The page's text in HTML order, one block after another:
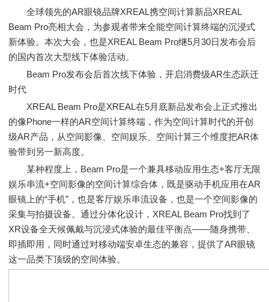
全球领先的AR眼镜品牌XREAL携空间计算新品XREAL
Beam Pro亮相大会，为参观者带来全能空间计算终端的沉浸式
新体验。本次大会，也是XREAL Beam Pro继5月30日发布会后
的国内首次大型线下体验活动。
Beam Pro发布会后首次线下体验，开启消费级AR生态跃迁
时代
XREAL Beam Pro是XREAL在5月底新品发布会上正式推出
的像Phone一样的AR空间计算终端，作为空间计算时代的开创
级AR产品，从空间影像、空间娱乐、空间计算三个维度把AR体
验带到另一新高度。
某种程度上，Beam Pro是一个兼具移动应用生态+客厅无限
娱乐串流+空间影像的空间计算综合体，既是驱动手机应用在AR
眼镜上的“手机”，也是客厅娱乐串流设备，也是一个空间影像的
采集与拍摄设备。通过分体化设计，XREAL Beam Pro找到了
XR设备全天候佩戴与沉浸式体验的最佳平衡点——随身携带、
即插即用，同时通过对移动端安卓生态的兼容，提供了AR眼镜
这一品类下顶级的空间体验。